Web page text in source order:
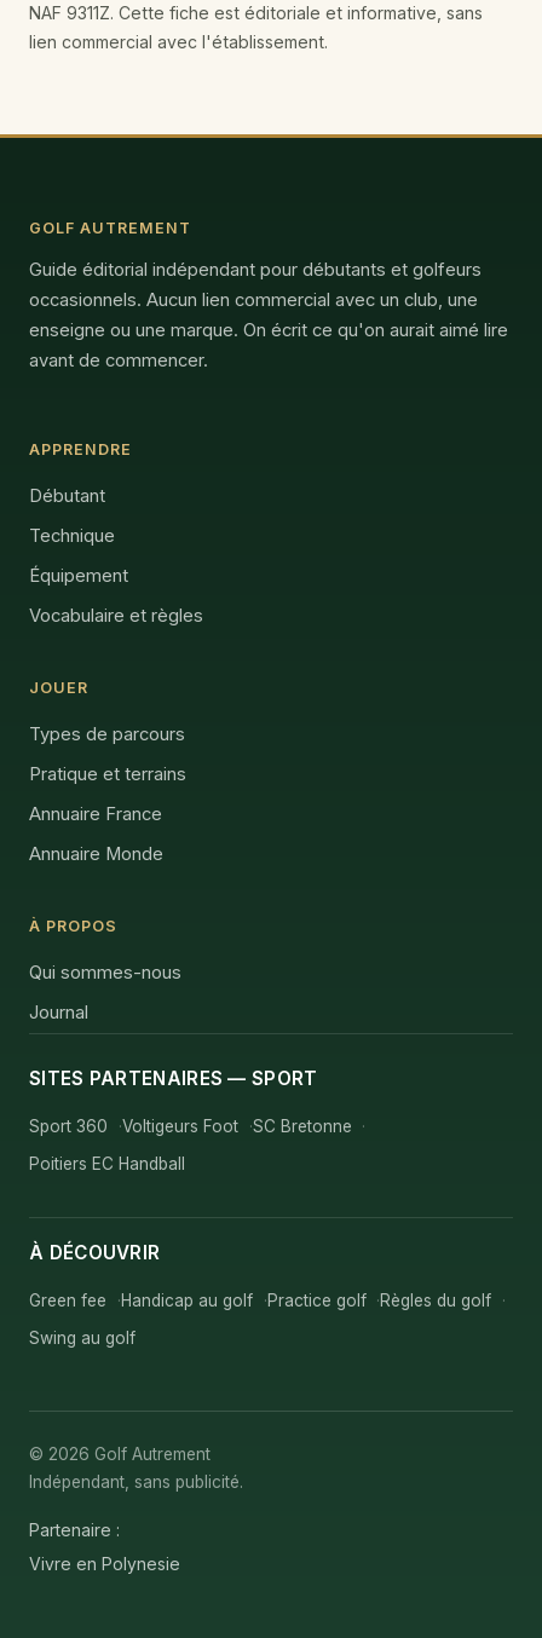
NAF 9311Z. Cette fiche est éditoriale et informative, sans
lien commercial avec l'établissement.
GOLF AUTREMENT
Guide éditorial indépendant pour débutants et golfeurs
occasionnels. Aucun lien commercial avec un club, une
enseigne ou une marque. On écrit ce qu'on aurait aimé lire
avant de commencer.
APPRENDRE
Débutant
Technique
Équipement
Vocabulaire et règles
JOUER
Types de parcours
Pratique et terrains
Annuaire France
Annuaire Monde
À PROPOS
Qui sommes-nous
Journal
SITES PARTENAIRES — SPORT
Sport 360 Voltigeurs Foot
SC Bretonne
Poitiers EC Handball
À DÉCOUVRIR
Green fee Handicap au golf Practice golf
Règles du golf
Swing au golf
© 2026 Golf Autrement
Indépendant, sans publicité.
Partenaire :
Vivre en Polynesie